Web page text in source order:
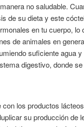
no saludable.
de su dieta y este
en tu cuerpo,
de animales en
suficiente agua
digestivo, donde
con los productos
su producción de